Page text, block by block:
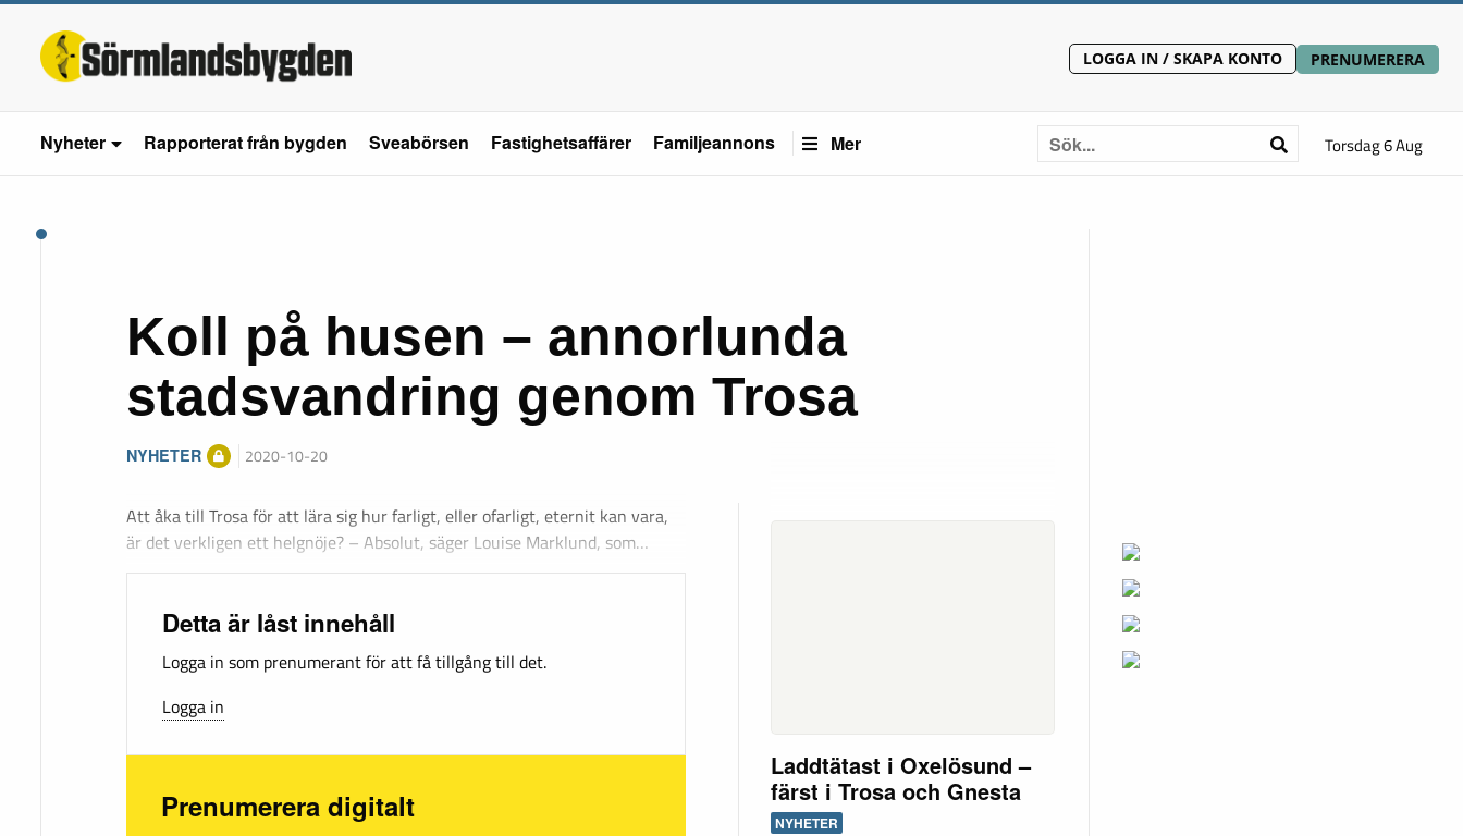
LOGGA IN / SKAPA KONTO PRENUMERERA
Nyheter Rapporterat från bygden Sveabörsen Fastighetsaffärer Familjeannons Mer Torsdag 6 Aug
Koll på husen – annorlunda
stadsvandring genom Trosa
NYHETER 2020-10-20
Att åka till Trosa för att lära sig hur farligt, eller ofarligt, eternit kan vara,
är det verkligen ett helgnöje? – Absolut, säger Louise Marklund, som…
Detta är låst innehåll
Logga in som prenumerant för att få tillgång till det.
Logga in
Prenumerera digitalt
Laddtätast i Oxelösund –
färst i Trosa och Gnesta
NYHETER